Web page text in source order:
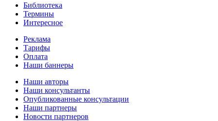
Библиотека
Термины
Интересное
Реклама
Тарифы
Оплата
Наши баннеры
Наши авторы
Наши консультанты
Опубликованные консультации
Наши партнеры
Новости партнеров